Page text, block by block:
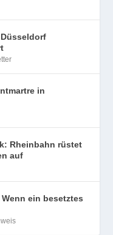
in
Rheinbahn rüstet
auf
ein besetztes